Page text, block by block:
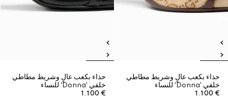
حذاء بكعب عالٍ وشريط مطاطي
خلفي 'Donna' للنساء
€ 1.100
حذاء بكعب عالٍ وشريط مطاطي
خلفي 'Donna' للنساء
€ 1.100